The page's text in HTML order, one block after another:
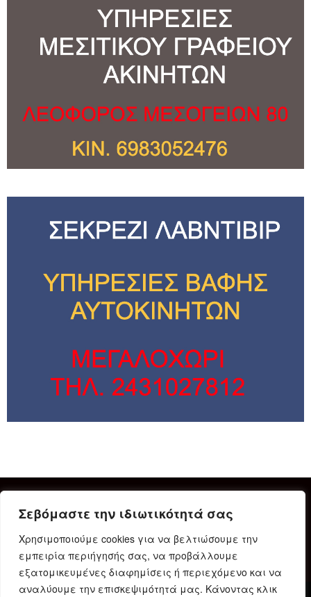
Σεβόμαστε την ιδιωτικότητά σας
Χρησιμοποιούμε cookies για να βελτιώσουμε την
εμπειρία περιήγησής σας, να προβάλλουμε
εξατομικευμένες διαφημίσεις ή περιεχόμενο και να
αναλύουμε την επισκεψιμότητά μας. Κάνοντας κλικ